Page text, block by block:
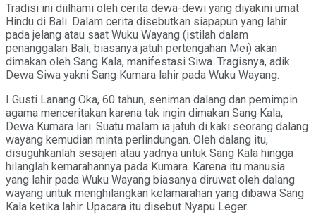
Tradisi ini diilhami oleh cerita dewa-dewi yang diyakini umat
Hindu di Bali. Dalam cerita disebutkan siapapun yang lahir
pada jelang atau saat Wuku Wayang (istilah dalam
penanggalan Bali, biasanya jatuh pertengahan Mei) akan
dimakan oleh Sang Kala, manifestasi Siwa. Tragisnya, adik
Dewa Siwa yakni Sang Kumara lahir pada Wuku Wayang.
I Gusti Lanang Oka, 60 tahun, seniman dalang dan pemimpin
agama menceritakan karena tak ingin dimakan Sang Kala,
Dewa Kumara lari. Suatu malam ia jatuh di kaki seorang dalang
wayang kemudian minta perlindungan. Oleh dalang itu,
disuguhkanlah sesajen atau yadnya untuk Sang Kala hingga
hilanglah kemarahannya pada Kumara. Karena itu manusia
yang lahir pada Wuku Wayang biasanya diruwat oleh dalang
wayang untuk menghilangkan kelamarahan yang dibawa Sang
Kala ketika lahir. Upacara itu disebut Nyapu Leger.